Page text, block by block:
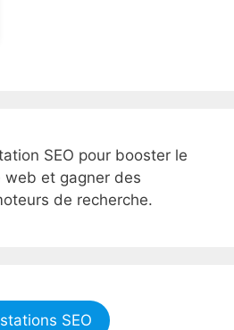
SEO pour booster le
et gagner des
de recherche.
SEO